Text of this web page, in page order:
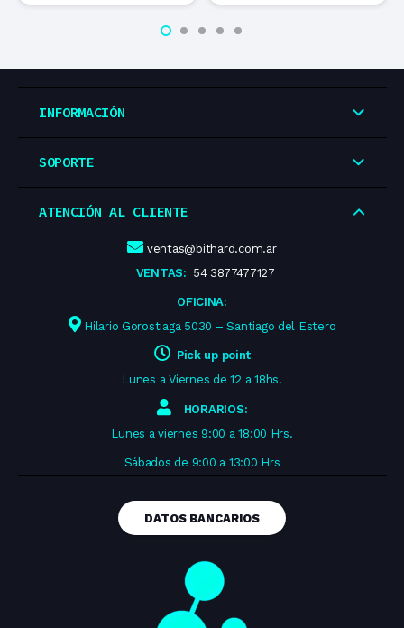
INFORMACIÓN
SOPORTE
ATENCIÓN AL CLIENTE
ventas@bithard.com.ar
VENTAS: 54 3877477127
OFICINA:
Hilario Gorostiaga 5030 – Santiago del Estero
Pick up point
Lunes a Viernes de 12 a 18hs.
HORARIOS:
Lunes a viernes 9:00 a 18:00 Hrs.
Sábados de 9:00 a 13:00 Hrs
DATOS BANCARIOS